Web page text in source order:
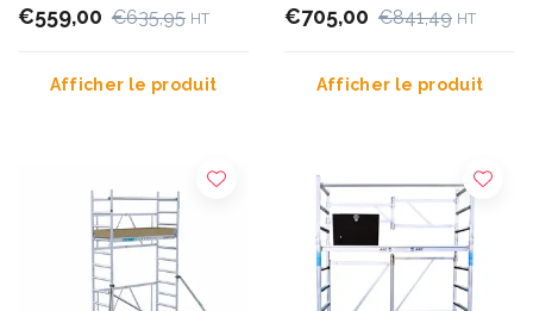
€559,00 €635,95 HT
Afficher le produit
€705,00 €841,49 HT
Afficher le produit